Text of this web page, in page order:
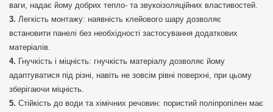
ваги, надає йому добрих тепло- та звукоізоляційних властивостей.
Легкість монтажу: наявність клейового шару дозволяє
встановити панелі без необхідності застосування додаткових
матеріалів.
Гнучкість і міцність: гнучкість матеріалу дозволяє йому
адаптуватися під різні, навіть не зовсім рівні поверхні, при цьому
зберігаючи міцність.
Стійкість до води та хімічних речовин: пористий поліпропілен має